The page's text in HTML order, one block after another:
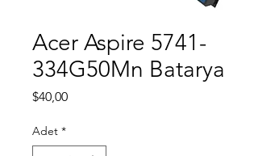
Acer Aspire 5741-
334G50Mn Batarya
$40,00Fiyat
Adet *